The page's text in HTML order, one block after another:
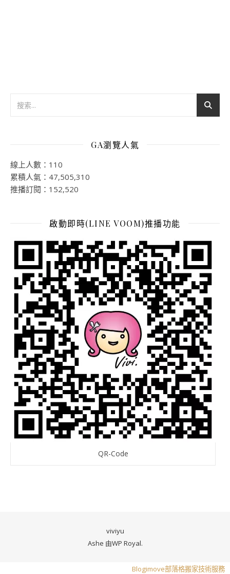
GA瀏覽人氣
線上人數：110
累積人氣：47,505,310
推播訂閱：152,520
啟動即時(LINE VOOM)推播功能
QR-Code
viviyu
Ashe 由WP Royal.
Blogimove部落格搬家技術服務